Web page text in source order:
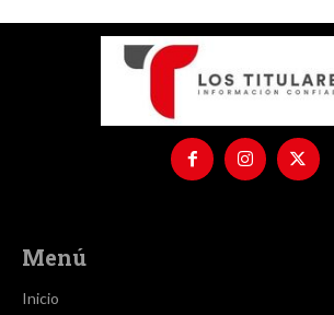
Menú
Inicio